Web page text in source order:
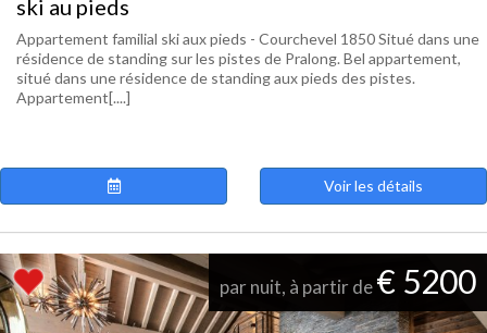
ski au pieds
Appartement familial ski aux pieds - Courchevel 1850 Situé dans une
résidence de standing sur les pistes de Pralong. Bel appartement,
situé dans une résidence de standing aux pieds des pistes.
Appartement[....]
Voir les détails
par nuit, à partir de€ 5200